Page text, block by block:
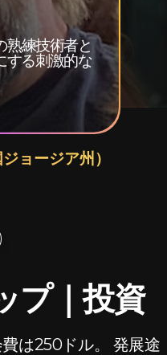
熟練技術者と
する刺激的な
ョージア州）
プ｜投資
は250ドル。 発展途